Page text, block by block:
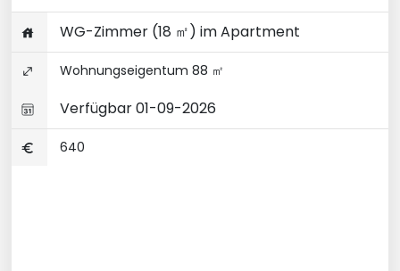
WG-Zimmer (18 ㎡) im Apartment
Wohnungseigentum 88 ㎡
Verfügbar 01-09-2026
640